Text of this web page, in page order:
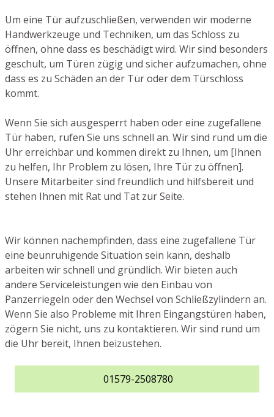
Um eine Tür aufzuschließen, verwenden wir moderne
Handwerkzeuge und Techniken, um das Schloss zu
öffnen, ohne dass es beschädigt wird. Wir sind besonders
geschult, um Türen zügig und sicher aufzumachen, ohne
dass es zu Schäden an der Tür oder dem Türschloss
kommt.
Wenn Sie sich ausgesperrt haben oder eine zugefallene
Tür haben, rufen Sie uns schnell an. Wir sind rund um die
Uhr erreichbar und kommen direkt zu Ihnen, um [Ihnen
zu helfen, Ihr Problem zu lösen, Ihre Tür zu öffnen].
Unsere Mitarbeiter sind freundlich und hilfsbereit und
stehen Ihnen mit Rat und Tat zur Seite.
Wir können nachempfinden, dass eine zugefallene Tür
eine beunruhigende Situation sein kann, deshalb
arbeiten wir schnell und gründlich. Wir bieten auch
andere Serviceleistungen wie den Einbau von
Panzerriegeln oder den Wechsel von Schließzylindern an.
Wenn Sie also Probleme mit Ihren Eingangstüren haben,
zögern Sie nicht, uns zu kontaktieren. Wir sind rund um
die Uhr bereit, Ihnen beizustehen.
01579-2508780